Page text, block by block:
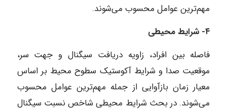
مهم‌ترین عوامل محسوب می‌شوند.
۴- شرایط محیطی
فاصله بین افراد، زاویه دریافت سیگنال و جهت سر،
موقعیت صدا و شرایط آکوستیک سطوح محیط بر اساس
معیار زمان بازآوایی از جمله مهم‌ترین عوامل محسوب
می‌شوند. در بحث شرایط محیطی شاخص نسبت سیگنال